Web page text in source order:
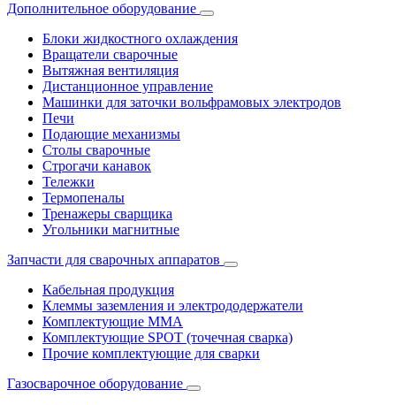
Дополнительное оборудование
Блоки жидкостного охлаждения
Вращатели сварочные
Вытяжная вентиляция
Дистанционное управление
Машинки для заточки вольфрамовых электродов
Печи
Подающие механизмы
Столы сварочные
Строгачи канавок
Тележки
Термопеналы
Тренажеры сварщика
Угольники магнитные
Запчасти для сварочных аппаратов
Кабельная продукция
Клеммы заземления и электрододержатели
Комплектующие ММА
Комплектующие SPOT (точечная сварка)
Прочие комплектующие для сварки
Газосварочное оборудование